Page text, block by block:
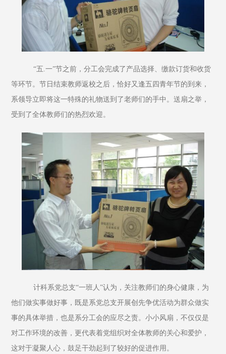
    “五.一”节之前，分工会完成了产品选择、缴款订货和收货
等环节。节日结束教师返校之后，恰好又逢五四青年节的到来，
系领导立即将这一特殊的礼物送到了老师们的手中。送扇之举，
受到了全体教师们的热烈欢迎。
    计科系党总支“一班人”认为，关注教师们的身心健康，为
他们做实事做好事，既是系党总支开展创先争优活动为群众做实
事的具体举措，也是系分工会的应尽之责。小小风扇，不仅仅是
对工作环境的改善，更代表着党组织对全体教师的关心和爱护，
这对于凝聚人心，鼓足干劲起到了较好的促进作用。